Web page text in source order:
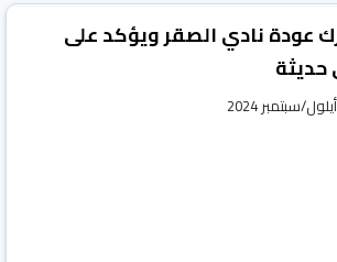
عودة نادي الصقر ويؤكد على